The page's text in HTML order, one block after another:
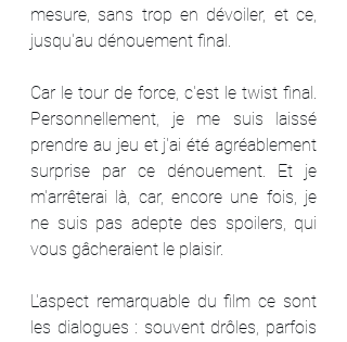
mesure, sans trop en dévoiler, et ce,
jusqu'au dénouement final.
Car le tour de force, c'est le twist final.
Personnellement, je me suis laissé
prendre au jeu et j'ai été agréablement
surprise par ce dénouement. Et je
m'arrêterai là, car, encore une fois, je
ne suis pas adepte des spoilers, qui
vous gâcheraient le plaisir.
L'aspect remarquable du film ce sont
les dialogues : souvent drôles, parfois